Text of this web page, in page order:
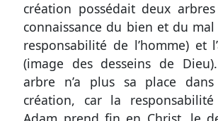
création possédait deux
connaissance du bien et du
responsabilité de l’homme) et
(image des desseins de
arbre n’a plus sa place
création, car la